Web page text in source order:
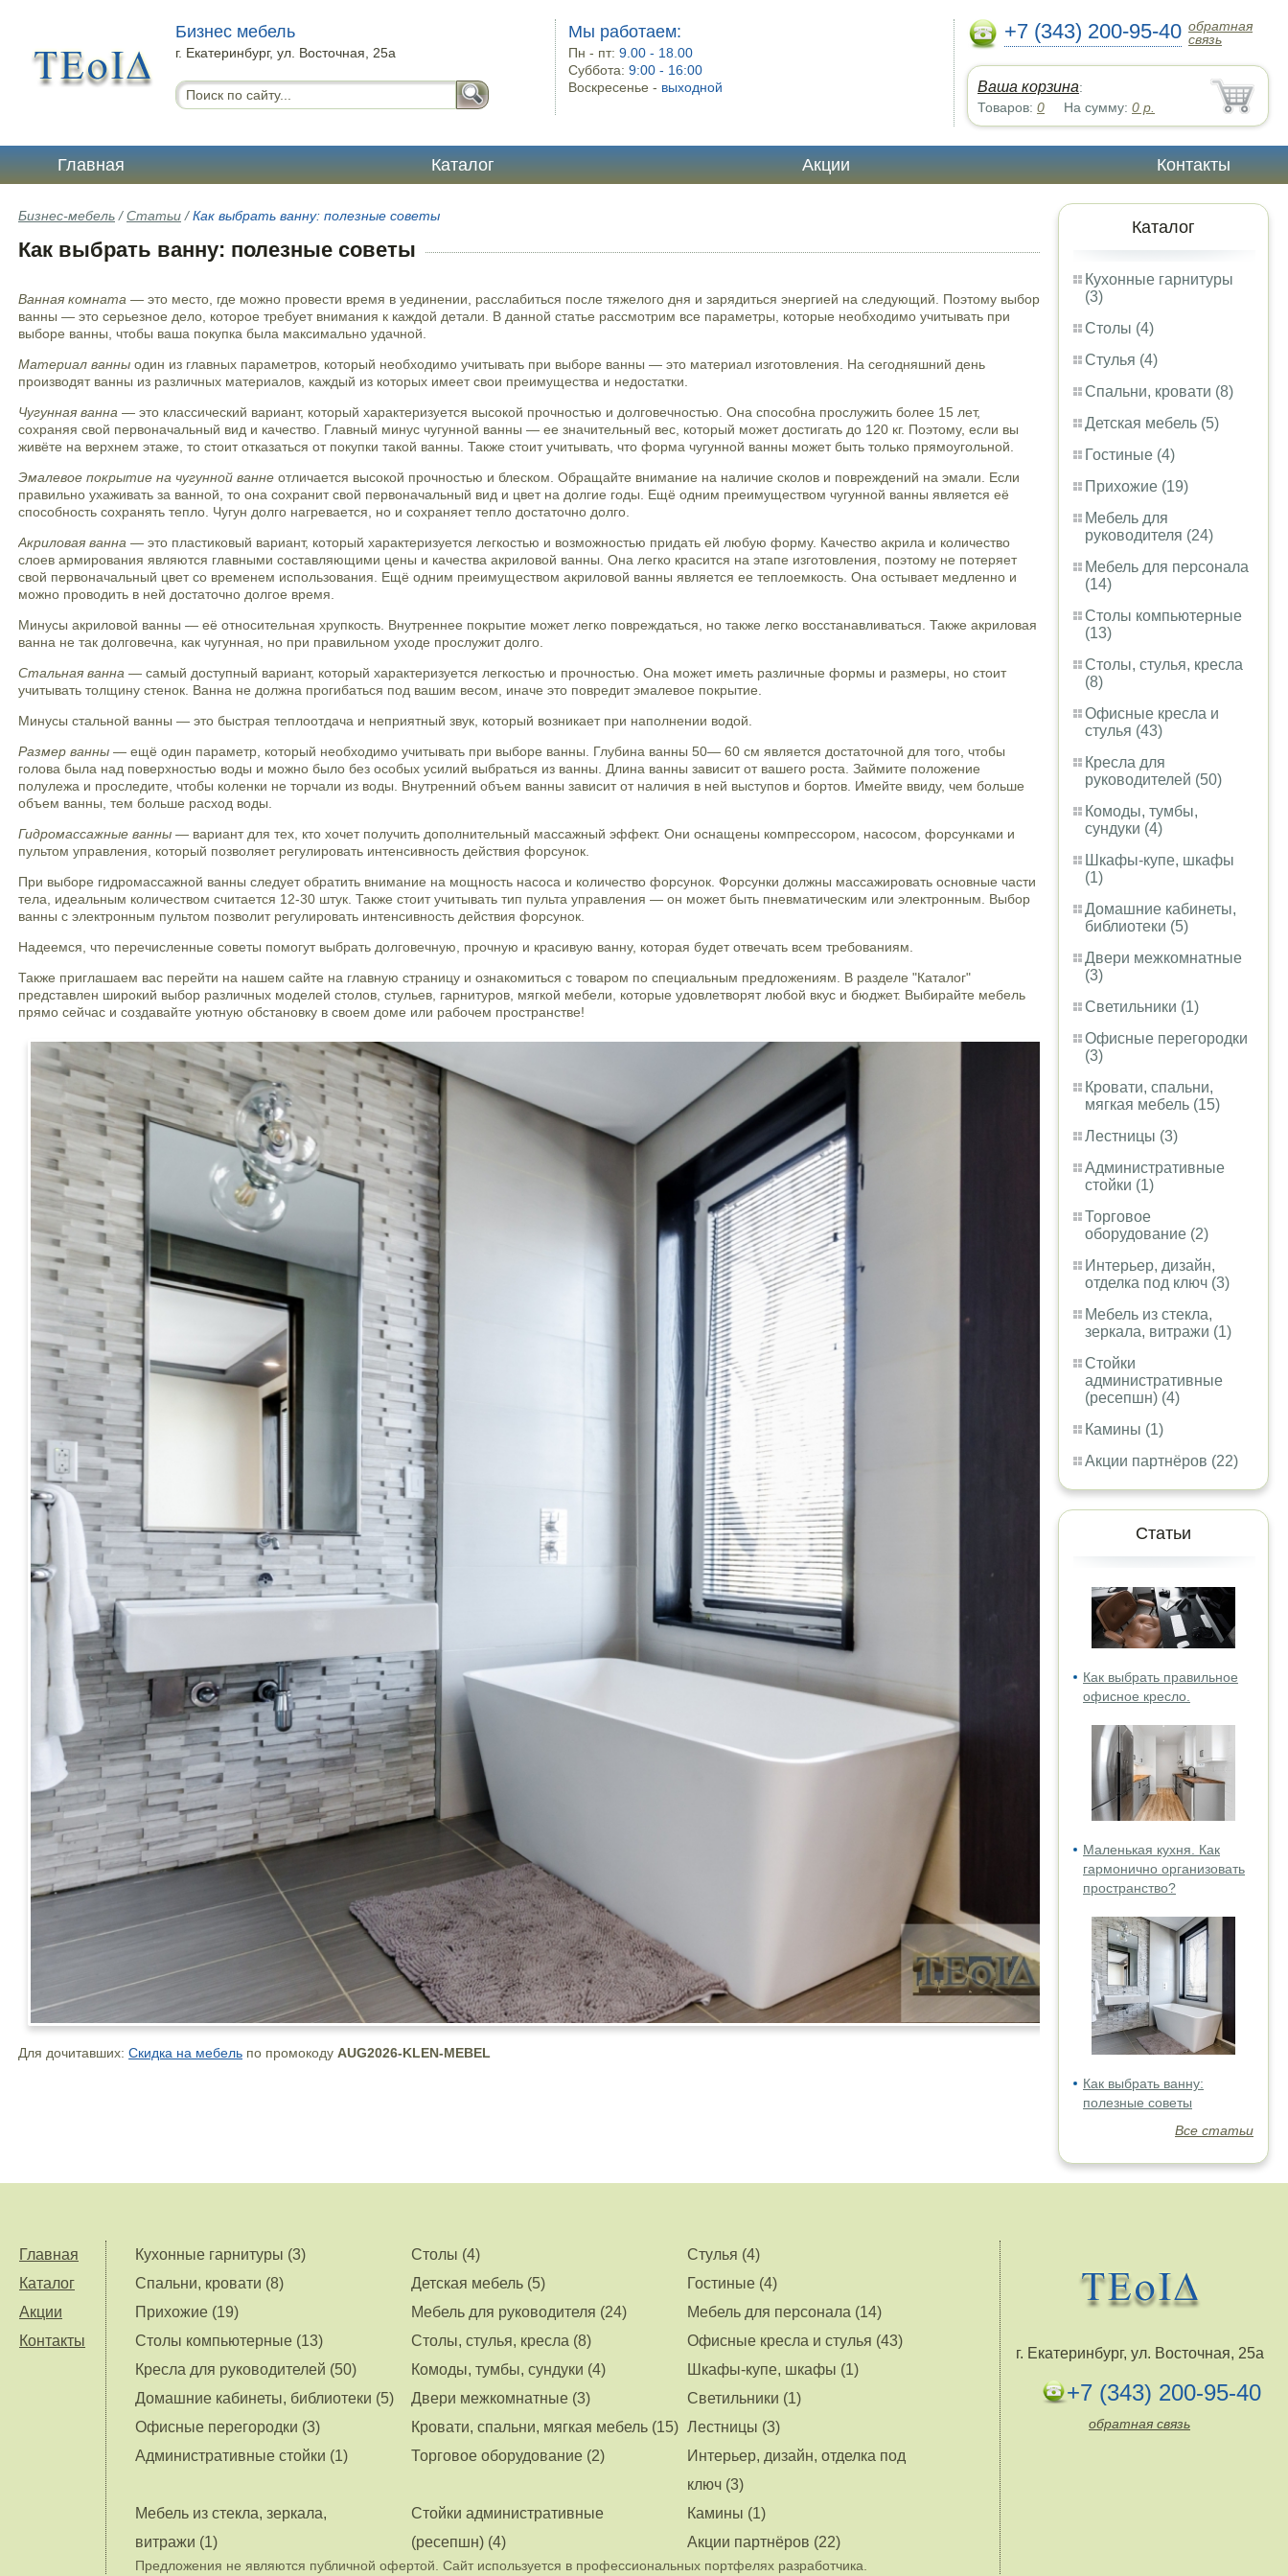
Бизнес мебель
г. Екатеринбург, ул. Восточная, 25а
Мы работаем:
Пн - пт:9.00 - 18.00
Суббота:9:00 - 16:00
Воскресенье - выходной
+7 (343) 200-95-40 обратная
связь
Ваша корзина:
Товаров: 0 На сумму: 0 р.
Главная Каталог Акции Контакты
Каталог
Кухонные гарнитуры
(3)
Столы (4)
Стулья (4)
Спальни, кровати (8)
Детская мебель (5)
Гостиные (4)
Прихожие (19)
Мебель для
руководителя (24)
Мебель для персонала
(14)
Столы компьютерные
(13)
Столы, стулья, кресла
(8)
Офисные кресла и
стулья (43)
Кресла для
руководителей (50)
Комоды, тумбы,
сундуки (4)
Шкафы-купе, шкафы
(1)
Домашние кабинеты,
библиотеки (5)
Двери межкомнатные
(3)
Светильники (1)
Офисные перегородки
(3)
Кровати, спальни,
мягкая мебель (15)
Лестницы (3)
Административные
стойки (1)
Торговое
оборудование (2)
Интерьер, дизайн,
отделка под ключ (3)
Мебель из стекла,
зеркала, витражи (1)
Стойки
административные
(ресепшн) (4)
Камины (1)
Акции партнёров (22)
Статьи
Как выбрать правильное
офисное кресло.
Маленькая кухня. Как
гармонично организовать
пространство?
Как выбрать ванну:
полезные советы
Все статьи
Бизнес-мебель /Статьи /Как выбрать ванну: полезные советы
Как выбрать ванну: полезные советы
Ванная комната — это место, где можно провести время в уединении, расслабиться после тяжелого дня и зарядиться энергией на следующий. Поэтому выбор
ванны — это серьезное дело, которое требует внимания к каждой детали. В данной статье рассмотрим все параметры, которые необходимо учитывать при
выборе ванны, чтобы ваша покупка была максимально удачной.
Материал ванны один из главных параметров, который необходимо учитывать при выборе ванны — это материал изготовления. На сегодняшний день
производят ванны из различных материалов, каждый из которых имеет свои преимущества и недостатки.
Чугунная ванна — это классический вариант, который характеризуется высокой прочностью и долговечностью. Она способна прослужить более 15 лет,
сохраняя свой первоначальный вид и качество. Главный минус чугунной ванны — ее значительный вес, который может достигать до 120 кг. Поэтому, если вы
живёте на верхнем этаже, то стоит отказаться от покупки такой ванны. Также стоит учитывать, что форма чугунной ванны может быть только прямоугольной.
Эмалевое покрытие на чугунной ванне отличается высокой прочностью и блеском. Обращайте внимание на наличие сколов и повреждений на эмали. Если
правильно ухаживать за ванной, то она сохранит свой первоначальный вид и цвет на долгие годы. Ещё одним преимуществом чугунной ванны является её
способность сохранять тепло. Чугун долго нагревается, но и сохраняет тепло достаточно долго.
Акриловая ванна — это пластиковый вариант, который характеризуется легкостью и возможностью придать ей любую форму. Качество акрила и количество
слоев армирования являются главными составляющими цены и качества акриловой ванны. Она легко красится на этапе изготовления, поэтому не потеряет
свой первоначальный цвет со временем использования. Ещё одним преимуществом акриловой ванны является ее теплоемкость. Она остывает медленно и
можно проводить в ней достаточно долгое время.
Минусы акриловой ванны — её относительная хрупкость. Внутреннее покрытие может легко повреждаться, но также легко восстанавливаться. Также акриловая
ванна не так долговечна, как чугунная, но при правильном уходе прослужит долго.
Стальная ванна — самый доступный вариант, который характеризуется легкостью и прочностью. Она может иметь различные формы и размеры, но стоит
учитывать толщину стенок. Ванна не должна прогибаться под вашим весом, иначе это повредит эмалевое покрытие.
Минусы стальной ванны — это быстрая теплоотдача и неприятный звук, который возникает при наполнении водой.
Размер ванны — ещё один параметр, который необходимо учитывать при выборе ванны. Глубина ванны 50— 60 см является достаточной для того, чтобы
голова была над поверхностью воды и можно было без особых усилий выбраться из ванны. Длина ванны зависит от вашего роста. Займите положение
полулежа и проследите, чтобы коленки не торчали из воды. Внутренний объем ванны зависит от наличия в ней выступов и бортов. Имейте ввиду, чем больше
объем ванны, тем больше расход воды.
Гидромассажные ванны — вариант для тех, кто хочет получить дополнительный массажный эффект. Они оснащены компрессором, насосом, форсунками и
пультом управления, который позволяет регулировать интенсивность действия форсунок.
При выборе гидромассажной ванны следует обратить внимание на мощность насоса и количество форсунок. Форсунки должны массажировать основные части
тела, идеальным количеством считается 12-30 штук. Также стоит учитывать тип пульта управления — он может быть пневматическим или электронным. Выбор
ванны с электронным пультом позволит регулировать интенсивность действия форсунок.
Надеемся, что перечисленные советы помогут выбрать долговечную, прочную и красивую ванну, которая будет отвечать всем требованиям.
Также приглашаем вас перейти на нашем сайте на главную страницу и ознакомиться с товаром по специальным предложениям. В разделе "Каталог"
представлен широкий выбор различных моделей столов, стульев, гарнитуров, мягкой мебели, которые удовлетворят любой вкус и бюджет. Выбирайте мебель
прямо сейчас и создавайте уютную обстановку в своем доме или рабочем пространстве!
Для дочитавших: Скидка на мебель по промокоду AUG2026-KLEN-MEBEL
Главная
Каталог
Акции
Контакты
г. Екатеринбург, ул. Восточная, 25а
+7 (343) 200-95-40
обратная связь
Кухонные гарнитуры (3) Столы (4)
Стулья (4)
Спальни, кровати (8)
Детская мебель (5)
Гостиные (4)
Прихожие (19)
Мебель для руководителя (24)
Мебель для персонала (14)
Столы компьютерные (13)
Столы, стулья, кресла (8)
Офисные кресла и стулья (43)
Кресла для руководителей (50)
Комоды, тумбы, сундуки (4)
Шкафы-купе, шкафы (1)
Домашние кабинеты, библиотеки (5)
Двери межкомнатные (3)
Светильники (1)
Офисные перегородки (3)
Кровати, спальни, мягкая мебель (15) Лестницы (3)
Административные стойки (1)
Торговое оборудование (2)
Интерьер, дизайн, отделка под
ключ (3)
Мебель из стекла, зеркала,
витражи (1)
Стойки административные
(ресепшн) (4)
Камины (1)
Акции партнёров (22)
Предложения не являются публичной офертой. Сайт используется в профессиональных портфелях разработчика.